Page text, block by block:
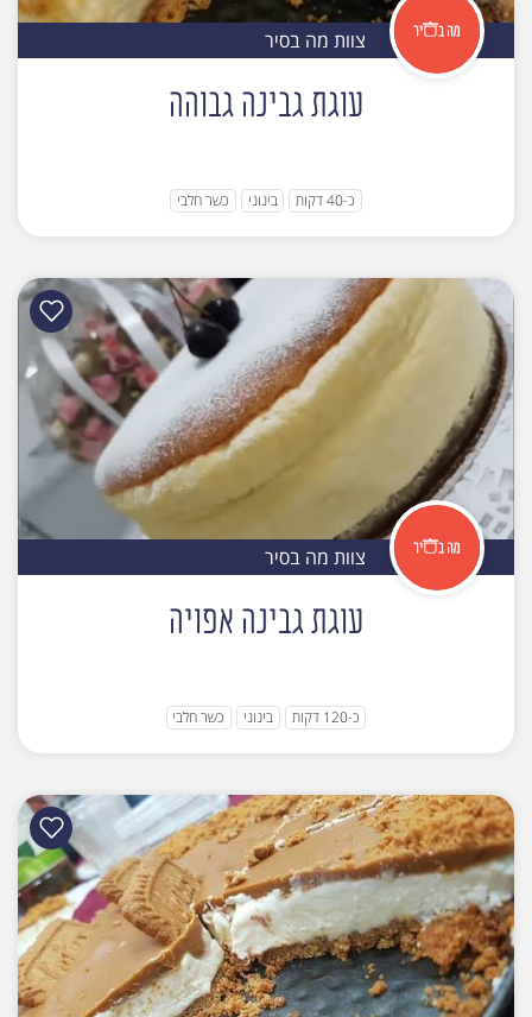
צוות מה בסיר
עוגת גבינה גבוהה
כ-40 דקות בינוני כשר חלבי
צוות מה בסיר
עוגת גבינה אפויה
כ-120 דקות בינוני כשר חלבי